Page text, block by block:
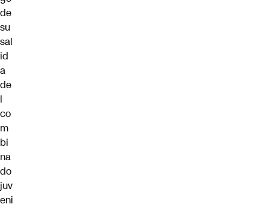
de
su
sal
id
a
de
l
co
m
bi
na
do
juv
eni